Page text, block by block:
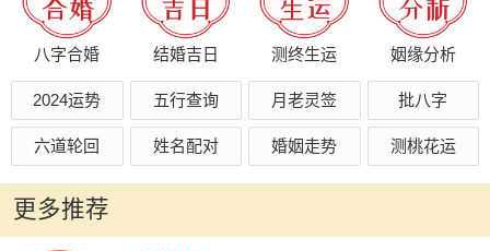
八字合婚 结婚吉日 测终生运 姻缘分析
2024运势 五行查询 月老灵签 批八字
六道轮回 姓名配对 婚姻走势 测桃花运
更多推荐